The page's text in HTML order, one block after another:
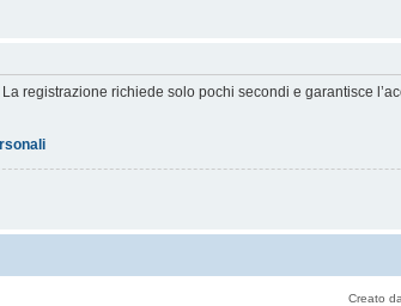
registrazione richiede solo pochi secondi e garantisce
Creato da